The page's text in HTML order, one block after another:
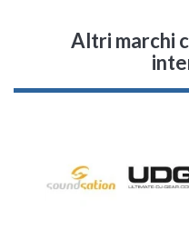
Altri marchi